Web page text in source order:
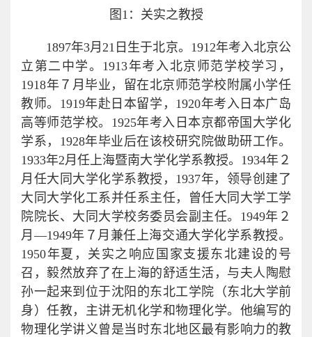
图1：关实之教授
1897年3月21日生于北京。1912年考入北京公
立第二中学。1913年考入北京师范学校学习，
1918年７月毕业，留在北京师范学校附属小学任
教师。1919年赴日本留学，1920年考入日本广岛
高等师范学校。1925年考入日本京都帝国大学化
学系，1928年毕业后在该校研究院做助研工作。
1933年2月任上海暨南大学化学系教授。1934年２
月任大同大学化学系教授，1937年，领导创建了
大同大学化工系并任系主任，曾任大同大学工学
院院长、大同大学校务委员会副主任。1949年２
月—1949年７月兼任上海交通大学化学系教授。
1950年夏，关实之响应国家支援东北建设的号
召，毅然放弃了在上海的舒适生活，与夫人陶慰
孙一起来到位于沈阳的东北工学院（东北大学前
身）任教，主讲无机化学和物理化学。他编写的
物理化学讲义曾是当时东北地区最有影响力的教